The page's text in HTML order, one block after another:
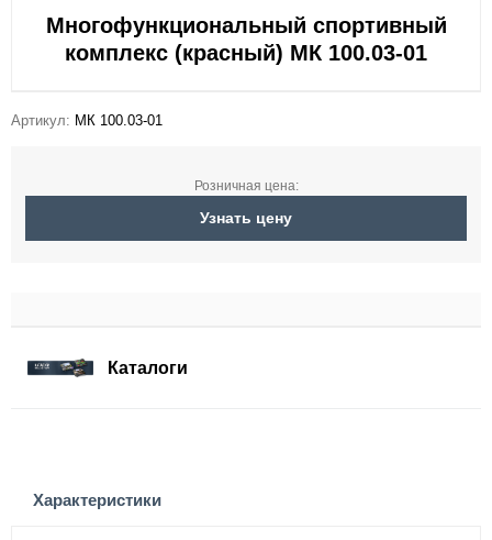
Многофункциональный спортивный
комплекс (красный) МК 100.03-01
Артикул: МК 100.03-01
Розничная цена:
Узнать цену
Каталоги
Характеристики